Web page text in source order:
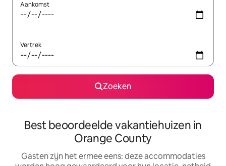
Aankomst
Vertrek
Zoeken
Best beoordeelde vakantiehuizen in
Orange County
Gasten zijn het ermee eens: deze accommodaties